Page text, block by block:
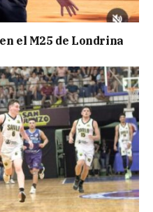
el M25 de Londrina